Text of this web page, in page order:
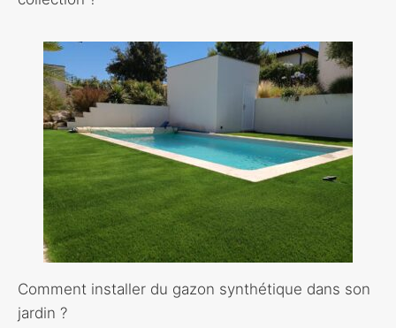
Comment installer du gazon synthétique dans son
jardin ?